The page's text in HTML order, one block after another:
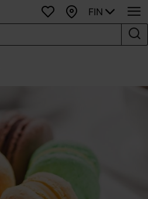
SuosikitKartta
FIN